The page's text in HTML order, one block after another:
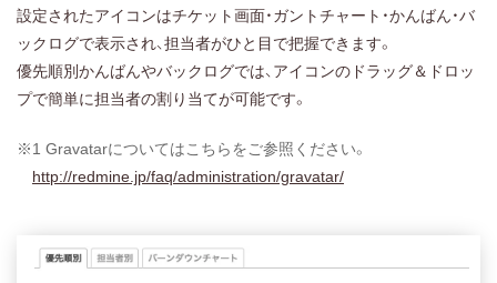
設定されたアイコンはチケット画面・ガントチャート・かんばん・バ
ックログで表示され、担当者がひと目で把握できます。
優先順別かんばんやバックログでは、アイコンのドラッグ＆ドロッ
プで簡単に担当者の割り当てが可能です。
※1 Gravatarについてはこちらをご参照ください。
http://redmine.jp/faq/administration/gravatar/